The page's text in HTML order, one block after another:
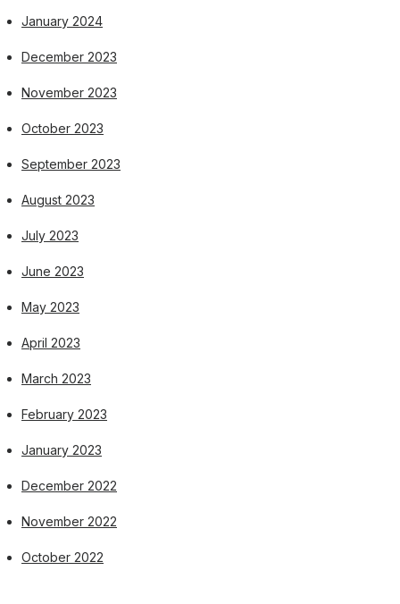
January 2024
December 2023
November 2023
October 2023
September 2023
August 2023
July 2023
June 2023
May 2023
April 2023
March 2023
February 2023
January 2023
December 2022
November 2022
October 2022